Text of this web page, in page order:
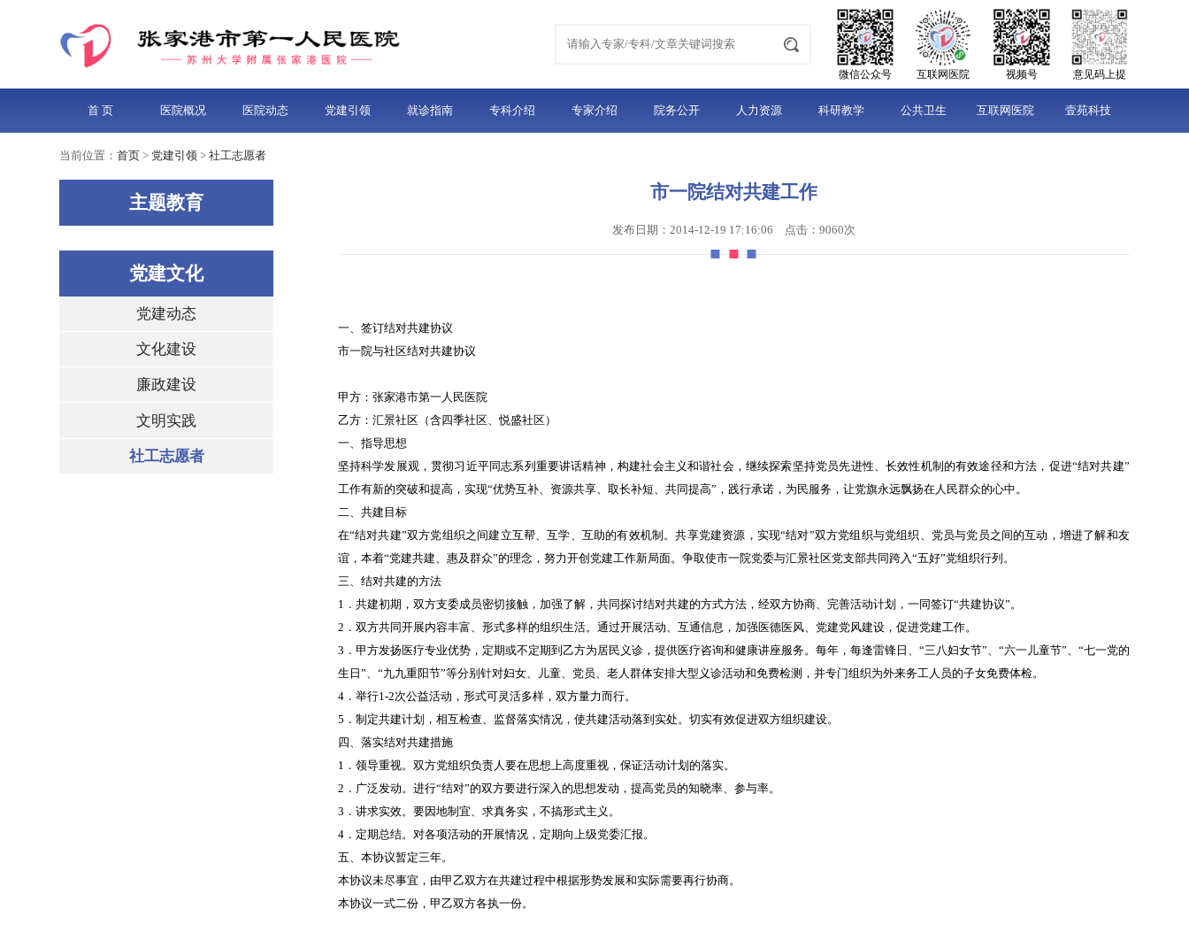
意见码上提
视频号
互联网医院
微信公众号
首 页 医院概况 医院动态 党建引领 就诊指南 专科介绍 专家介绍 院务公开 人力资源 科研教学 公共卫生 互联网医院 壹苑科技
当前位置：首页 > 党建引领 >社工志愿者
主题教育
党建文化
党建动态
文化建设
廉政建设
文明实践
社工志愿者
市一院结对共建工作
发布日期：2014-12-19 17:16:06 点击：9060次
一、签订结对共建协议
市一院与社区结对共建协议
甲方：张家港市第一人民医院
乙方：汇景社区（含四季社区、悦盛社区）
一、指导思想
坚持科学发展观，贯彻习近平同志系列重要讲话精神，构建社会主义和谐社会，继续探索坚持党员先进性、长效性机制的有效途径和方法，促进“结对共建”
工作有新的突破和提高，实现“优势互补、资源共享、取长补短、共同提高”，践行承诺，为民服务，让党旗永远飘扬在人民群众的心中。
二、共建目标
在“结对共建”双方党组织之间建立互帮、互学、互助的有效机制。共享党建资源，实现“结对”双方党组织与党组织、党员与党员之间的互动，增进了解和友
谊，本着“党建共建、惠及群众”的理念，努力开创党建工作新局面。争取使市一院党委与汇景社区党支部共同跨入“五好”党组织行列。
三、结对共建的方法
1．共建初期，双方支委成员密切接触，加强了解，共同探讨结对共建的方式方法，经双方协商、完善活动计划，一同签订“共建协议”。
2．双方共同开展内容丰富、形式多样的组织生活。通过开展活动、互通信息，加强医德医风、党建党风建设，促进党建工作。
3．甲方发扬医疗专业优势，定期或不定期到乙方为居民义诊，提供医疗咨询和健康讲座服务。每年，每逢雷锋日、“三八妇女节”、“六一儿童节”、“七一党的
生日”、“九九重阳节”等分别针对妇女、儿童、党员、老人群体安排大型义诊活动和免费检测，并专门组织为外来务工人员的子女免费体检。
4．举行1-2次公益活动，形式可灵活多样，双方量力而行。
5．制定共建计划，相互检查、监督落实情况，使共建活动落到实处。切实有效促进双方组织建设。
四、落实结对共建措施
1．领导重视。双方党组织负责人要在思想上高度重视，保证活动计划的落实。
2．广泛发动。进行“结对”的双方要进行深入的思想发动，提高党员的知晓率、参与率。
3．讲求实效。要因地制宜、求真务实，不搞形式主义。
4．定期总结。对各项活动的开展情况，定期向上级党委汇报。
五、本协议暂定三年。
本协议未尽事宜，由甲乙双方在共建过程中根据形势发展和实际需要再行协商。
本协议一式二份，甲乙双方各执一份。